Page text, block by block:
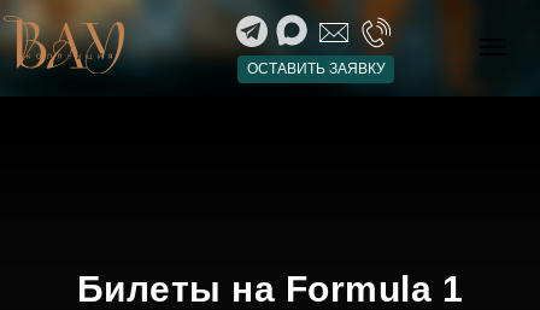
ОСТАВИТЬ ЗАЯВКУ
Билеты на Formula 1